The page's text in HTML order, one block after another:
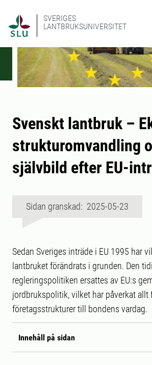
SVERIGES
LANTBRUKSUNIVERSITET
Svenskt lantbruk –
strukturomvandling
självbild efter EU-
Sidan granskad: 2025-05-23
Sedan Sveriges inträde i EU 1995 har
lantbruket förändrats i grunden. Den
regleringspolitiken ersattes av EU:s
jordbrukspolitik, vilket har påverkat allt
företagsstrukturer till bondens vardag.
Innehåll på sidan